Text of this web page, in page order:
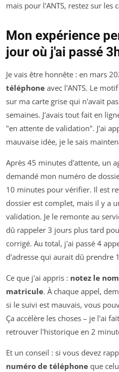
mais pour l'ANTS, restez sur les
Mon expérience
jour où j'ai passé
Je vais être honnête : en mars
téléphone avec l'ANTS. Le
sur ma carte grise qui n'avait
semaines. J'avais tout fait en
"en attente de validation". J'ai
mauvaise idée, je le sais
Après 45 minutes d'attente, un
demandé mon numéro de
10 minutes pour vérifier. Il est
dossier est complet, mais il y a
validation. Je le remonte au
dû rappeler 3 jours plus tard
corrigé. Au total, j'ai passé 4
d'adresse qui aurait dû prendre
Ce que j'ai appris : notez le
matricule. À chaque appel,
si le suivi est mauvais, vous
Ça accélère les choses – je l'ai
retrouver l'historique en 2
Et un conseil : si vous devez
numéro de téléphone que